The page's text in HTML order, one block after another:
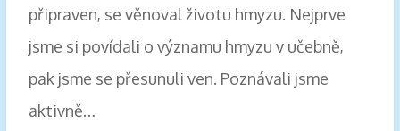
připraven, se věnoval životu hmyzu. Nejprve
jsme si povídali o významu hmyzu v učebně,
pak jsme se přesunuli ven. Poznávali jsme
aktivně…